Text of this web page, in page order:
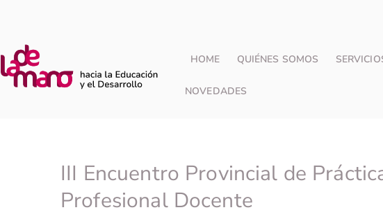
HOME QUIÉNES SOMOS
NOVEDADES
III Encuentro Provincial de
Profesional Docente